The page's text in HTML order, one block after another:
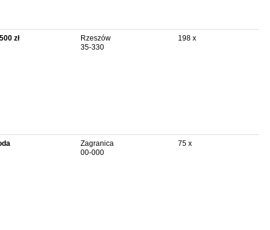
zł
Rzeszów
35-330
198 x
Zagranica
00-000
75 x